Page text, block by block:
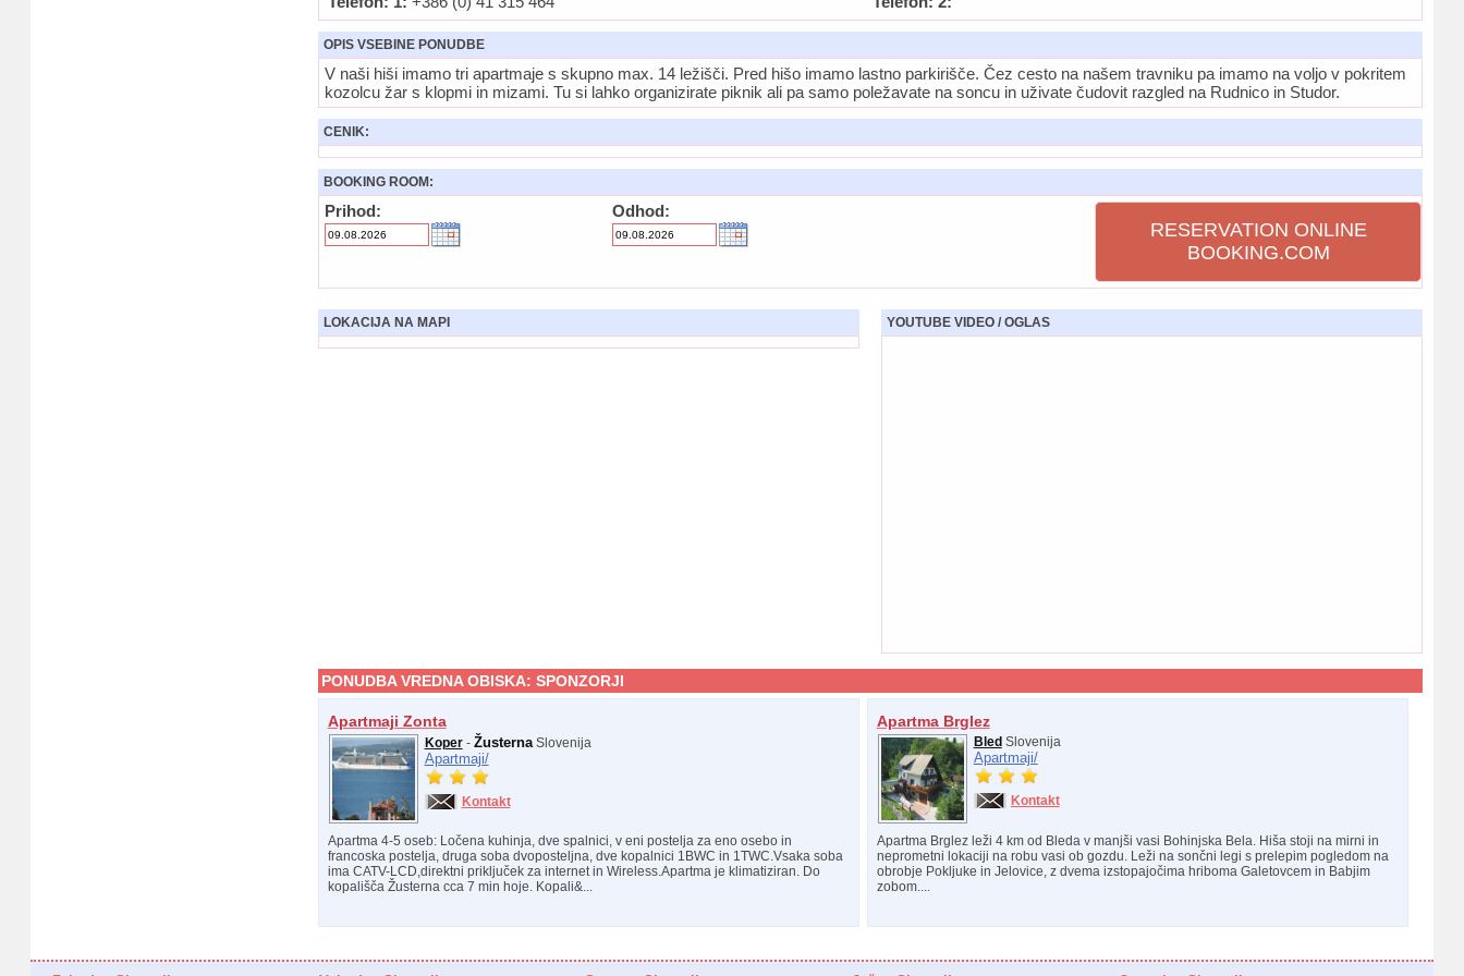
OPIS VSEBINE PONUDBE
V naši hiši imamo tri apartmaje s skupno max. 14 ležišči. Pred hišo imamo lastno parkirišče. Čez cesto na našem travniku pa imamo na voljo v pokritem
kozolcu žar s klopmi in mizami. Tu si lahko organizirate piknik ali pa samo poležavate na soncu in uživate čudovit razgled na Rudnico in Studor.
CENIK:
BOOKING ROOM:
Prihod: Odhod:
RESERVATION ONLINE
BOOKING.COM
LOKACIJA NA MAPI YOUTUBE VIDEO / OGLAS
PONUDBA VREDNA OBISKA: SPONZORJI
Apartmaji Zonta
Koper- ŽusternaSlovenija
Apartmaji/
Kontakt
Apartma 4-5 oseb: Ločena kuhinja, dve spalnici, v eni postelja za eno osebo in
francoska postelja, druga soba dvoposteljna, dve kopalnici 1BWC in 1TWC.Vsaka soba
ima CATV-LCD,direktni priključek za internet in Wireless.Apartma je klimatiziran. Do
kopališča Žusterna cca 7 min hoje. Kopali&...
Apartma Brglez
Bled Slovenija
Apartmaji/
Kontakt
Apartma Brglez leži 4 km od Bleda v manjši vasi Bohinjska Bela. Hiša stoji na mirni in
neprometni lokaciji na robu vasi ob gozdu. Leži na sončni legi s prelepim pogledom na
obrobje Pokljuke in Jelovice, z dvema izstopajočima hriboma Galetovcem in Babjim
zobom....